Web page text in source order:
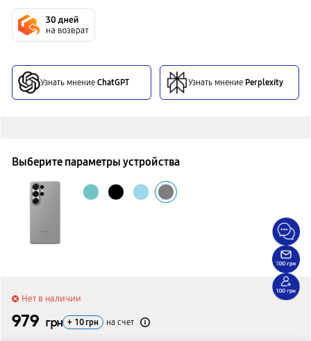
Узнать мнение ChatGPT Узнать мнение Perplexity
Выберите параметры устройства
Нет в наличии
979 грн + 10 грн на счет